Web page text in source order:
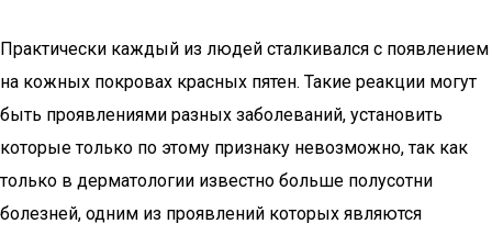
Практически каждый из людей сталкивался с появлением
на кожных покровах красных пятен. Такие реакции могут
быть проявлениями разных заболеваний, установить
которые только по этому признаку невозможно, так как
только в дерматологии известно больше полусотни
болезней, одним из проявлений которых являются